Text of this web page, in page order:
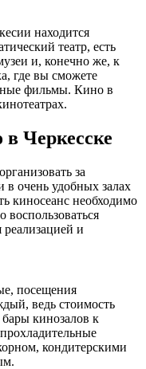
находится
театр, есть
и, конечно же, к
где вы сможете
фильмы. Кино в
Черкесске
за
очень удобных залах
киносеанс необходимо
воспользоваться
и
посещения
ведь стоимость
кинозалов к
кондитерскими